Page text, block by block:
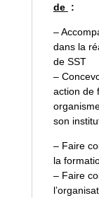
de :
–
dans la
de SST
–
action de
son
– Faire
la
– Faire